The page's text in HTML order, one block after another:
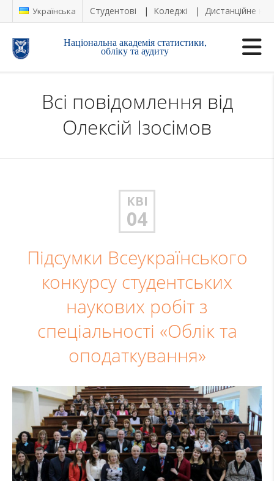
Українська Студентові Коледжі Дистанційне
Національна академія статистики,
обліку та аудиту
Всі повідомлення від
Олексій Ізосімов
КВІ
04
Підсумки Всеукраїнського
конкурсу студентських
наукових робіт з
спеціальності «Облік та
оподаткування»